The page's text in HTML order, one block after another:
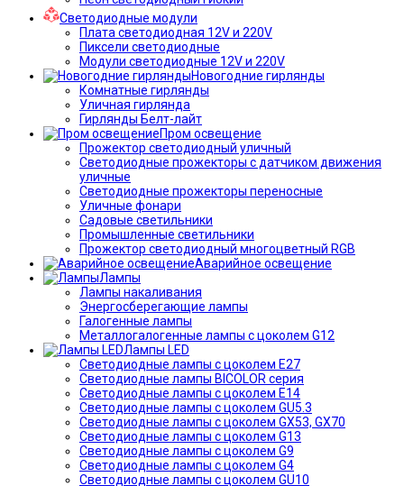
Светодиодные модули
Плата светодиодная 12V и 220V
Пиксели светодиодные
Модули светодиодные 12V и 220V
Новогодние гирлянды
Комнатные гирлянды
Уличная гирлянда
Гирлянды Белт-лайт
Пром освещение
Прожектор светодиодный уличный
Светодиодные прожекторы с датчиком движения
уличные
Светодиодные прожекторы переносные
Уличные фонари
Садовые светильники
Промышленные светильники
Прожектор светодиодный многоцветный RGB
Аварийное освещение
Лампы
Лампы накаливания
Энергосберегающие лампы
Галогенные лампы
Металлогалогенные лампы с цоколем G12
Лампы LED
Светодиодные лампы с цоколем E27
Светодиодные лампы BICOLOR серия
Светодиодные лампы с цоколем E14
Светодиодные лампы с цоколем GU5.3
Светодиодные лампы с цоколем GX53, GX70
Светодиодные лампы с цоколем G13
Светодиодные лампы с цоколем G9
Светодиодные лампы с цоколем G4
Светодиодные лампы с цоколем GU10